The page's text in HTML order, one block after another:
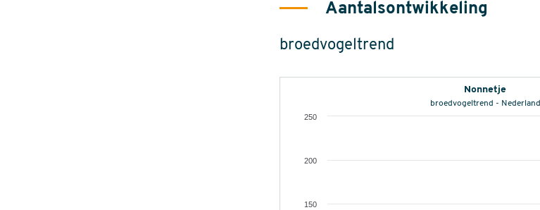
Aantalsontwikkeling
broedvogeltrend
Nonnetje
broedvogeltrend - Nederland
150
200
250